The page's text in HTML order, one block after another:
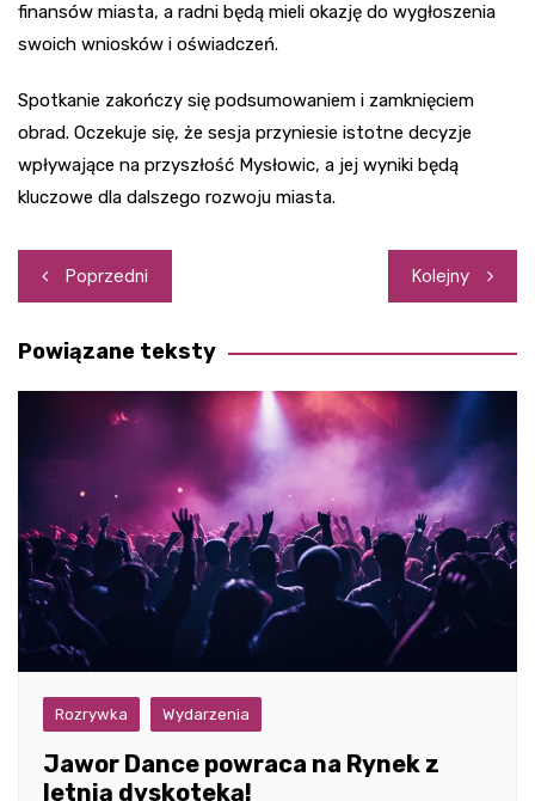
finansów miasta, a radni będą mieli okazję do wygłoszenia
swoich wniosków i oświadczeń.
Spotkanie zakończy się podsumowaniem i zamknięciem
obrad. Oczekuje się, że sesja przyniesie istotne decyzje
wpływające na przyszłość Mysłowic, a jej wyniki będą
kluczowe dla dalszego rozwoju miasta.
Nawigacja
wpisu
Poprzedni Kolejny
Powiązane teksty
Rozrywka Wydarzenia
Jawor Dance powraca na Rynek z
letnią dyskoteką!